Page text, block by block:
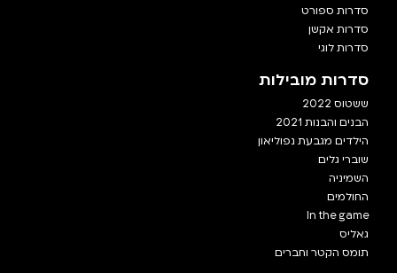
סדרות ספורט
סדרות אקשן
סדרות לוגי
סדרות מובילות
ששטוס 2022
הבנים והבנות 2021
הילדים מגבעת נפוליאון
שוברי גלים
השמיניה
החולמים
In the game
גאליס
תומס הקטר וחברים